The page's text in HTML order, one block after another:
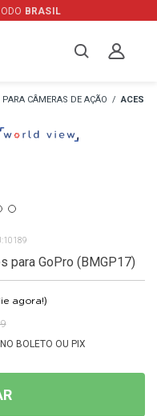
ESPECIALNO BOLETO
CÂMERAS DE AÇÃO
10189
para GoPro (BMGP17)
agora!)
BOLETO OU PIX